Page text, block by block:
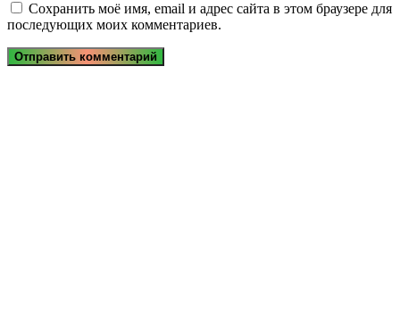
Сохранить моё имя, email и адрес сайта в этом браузере для
последующих моих комментариев.